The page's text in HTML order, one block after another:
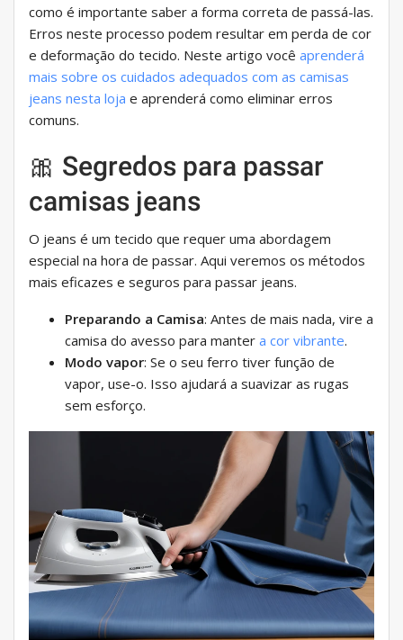
como é importante saber a forma correta de passá-las.
Erros neste processo podem resultar em perda de cor
e deformação do tecido. Neste artigo você aprenderá
mais sobre os cuidados adequados com as camisas
jeans nesta loja e aprenderá como eliminar erros
comuns.
🎀 Segredos para passar
camisas jeans
O jeans é um tecido que requer uma abordagem
especial na hora de passar. Aqui veremos os métodos
mais eficazes e seguros para passar jeans.
Preparando a Camisa: Antes de mais nada, vire a
camisa do avesso para manter a cor vibrante.
Modo vapor: Se o seu ferro tiver função de
vapor, use-o. Isso ajudará a suavizar as rugas
sem esforço.